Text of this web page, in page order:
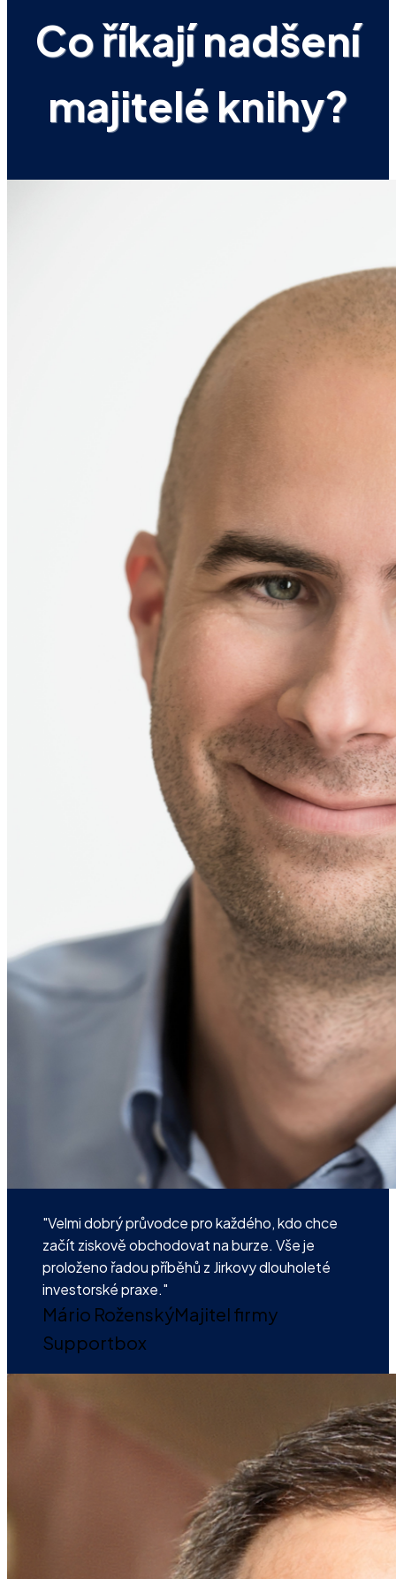
Co říkají nadšení
majitelé knihy?
"Velmi dobrý průvodce pro každého, kdo chce
začít ziskově obchodovat na burze. Vše je
proloženo řadou příběhů z Jirkovy dlouholeté
investorské praxe."
Mário RoženskýMajitel firmy
Supportbox